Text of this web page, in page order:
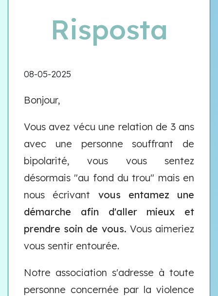
Risposta
08-05-2025
Bonjour,
Vous avez vécu une relation de 3 ans
avec une personne souffrant de
bipolarité, vous vous sentez
désormais "au fond du trou" mais en
nous écrivant vous entamez une
démarche afin d'aller mieux et
prendre soin de vous. Vous aimeriez
vous sentir entourée.
Notre association s'adresse à toute
personne concernée par la violence